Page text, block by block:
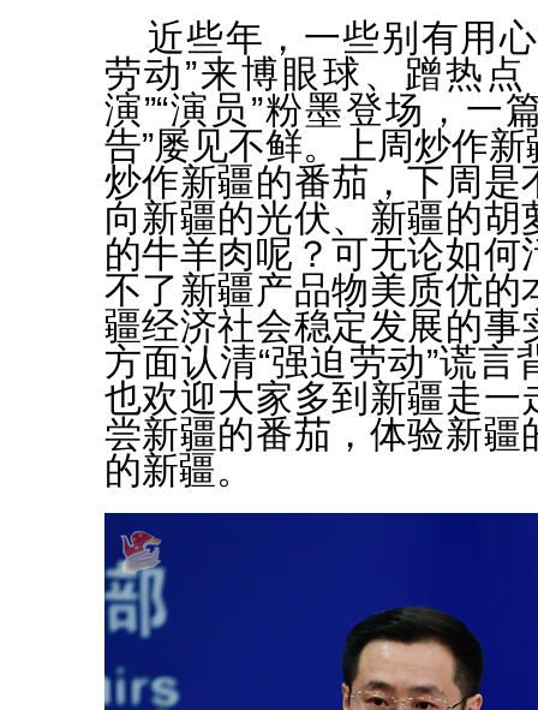
近些年，一些别有用
劳动”来博眼球、蹭热
演”“演员”粉墨登场，一
告”屡见不鲜。上周炒作
炒作新疆的番茄，下周是
向新疆的光伏、新疆的胡
的牛羊肉呢？可无论如何
不了新疆产品物美质优的
疆经济社会稳定发展的事
方面认清“强迫劳动”谎
也欢迎大家多到新疆走一
尝新疆的番茄，体验新疆
的新疆。